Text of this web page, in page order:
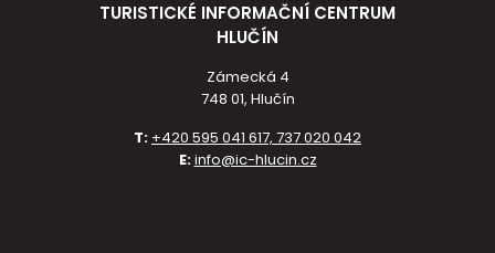
TURISTICKÉ INFORMAČNÍ CENTRUM
HLUČÍN
Zámecká 4
748 01, Hlučín
T: +420 595 041 617, 737 020 042
E:info@ic-hlucin.cz